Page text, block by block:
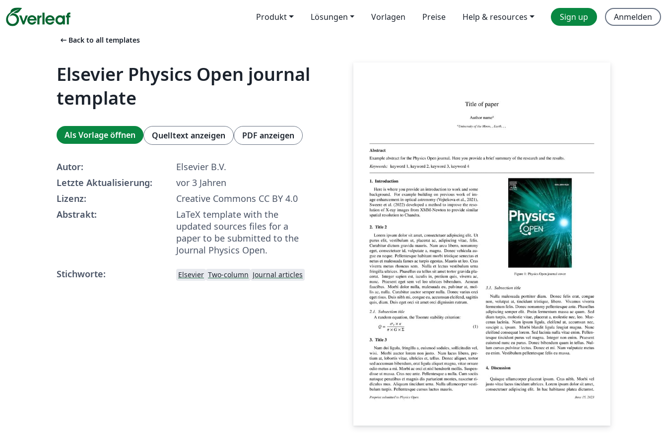
Produkt Lösungen Vorlagen Preise Help & resources Sign up Anmelden
arrow_left_alt Back to all templates
Elsevier Physics Open journal
template
Als Vorlage öffnen Quelltext anzeigen PDF anzeigen
Autor:
Elsevier B.V.
Letzte Aktualisierung:
vor 3 Jahren
Lizenz:
Creative Commons CC BY 4.0
Abstrakt:
LaTeX template with the
updated sources files for a
paper to be submitted to the
Journal Physics Open.
Stichworte:
Elsevier Two-column Journal articles